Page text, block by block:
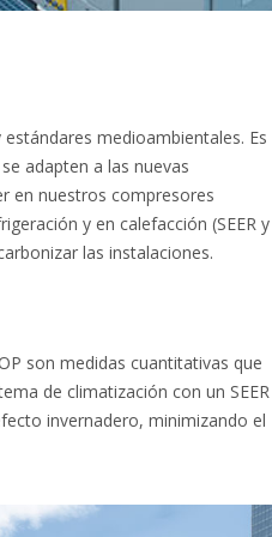
medioambientales. Es
adapten a las nuevas
en nuestros compresores
y en calefacción (SEER y
las instalaciones.
son medidas cuantitativas que
de climatización con un SEER
invernadero, minimizando el